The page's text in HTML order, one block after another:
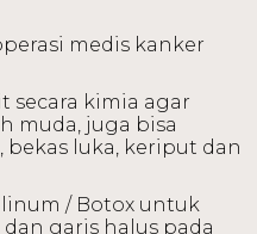
medis kanker
secara kimia agar
muda, juga bisa
bekas luka, keriput dan
/ Botox untuk
garis halus pada